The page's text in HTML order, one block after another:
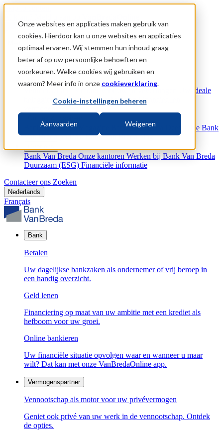
Onze websites en applicaties maken gebruik van
cookies. Hierdoor kan u onze websites en applicaties
optimaal ervaren. Wij stemmen hun inhoud graag
beter af op uw persoonlijke behoeften en
voorkeuren. Welke cookies wij gebruiken en
waarom? Meer info in onze cookieverklaring.
Cookie-instellingen beheren
Aanvaarden Weigeren
Skip to content
Bank
BetalenGeld lenenOnline bankieren
Vermogenspartner
Uw ideale
beleggingsportefeuilleBeschermingFinancieel en
Bank Van Breda Magazine Bank Van Breda Deep Dive Bank
Van Breda podcastBank Van Breda blog
Bank Van Breda Onze kantoren Werken bij Bank Van Breda
Duurzaam (ESG) Financiële informatie
Contacteer ons Zoeken
Nederlands
Français
Bank
Betalen
Uw dagelijkse bankzaken als ondernemer of vrij beroep in
een handig overzicht.
Geld lenen
Financiering op maat van uw ambitie met een krediet als
hefboom voor uw groei.
Online bankieren
Uw financiële situatie opvolgen waar en wanneer u maar
wilt? Dat kan met onze VanBredaOnline app.
Vermogenspartner
Vennootschap als motor voor uw privévermogen
Geniet ook privé van uw werk in de vennootschap. Ontdek
de opties.